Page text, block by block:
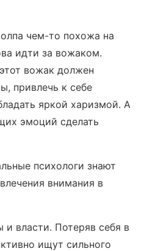
чем-то похожа на
идти за вожаком.
вожак должен
привлечь к себе
яркой харизмой. А
эмоций сделать
психологи знают
внимания в
власти. Потеряв себя в
ищут сильного